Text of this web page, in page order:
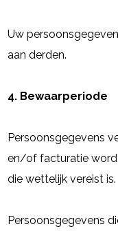
Uw
aan derden.
4. Bewaarperiode
Persoonsgegevens
en/of facturatie
die wettelijk vereist is.
Persoonsgegevens